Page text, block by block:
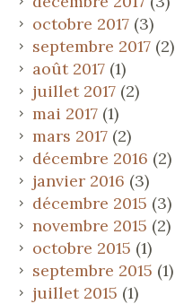
octobre 2017(3)
septembre 2017(2)
août 2017(1)
juillet 2017(2)
mai 2017(1)
mars 2017(2)
décembre 2016 (2)
janvier 2016 (3)
décembre 2015 (3)
novembre 2015 (2)
octobre 2015 (1)
septembre 2015 (1)
juillet 2015 (1)